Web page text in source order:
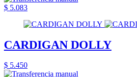
$ 5.083
CARDIGAN DOLLY
$ 5.450